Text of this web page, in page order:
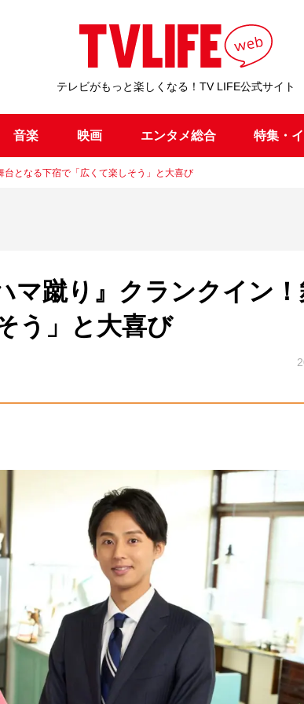
テレビがもっと楽しくなる！TV LIFE公式サイト
音楽 映画 エンタメ総合 特集・
となる下宿で「広くて楽しそう」と大喜び
マ蹴り』クランクイン！
う」と大喜び